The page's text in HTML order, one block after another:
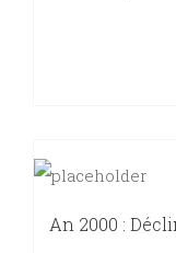
An 2000 :